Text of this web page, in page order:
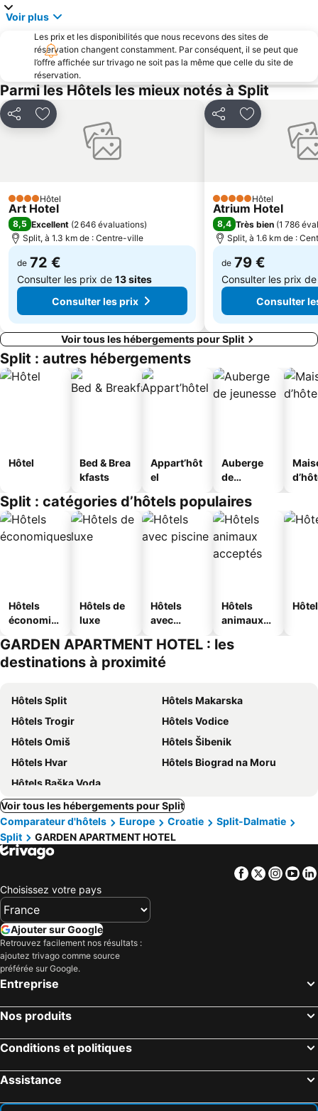
Voir plus
Les prix et les disponibilités que nous recevons des sites de
réservation changent constamment. Par conséquent, il se peut que
l’offre affichée sur trivago ne soit pas la même que celle du site de
réservation.
Parmi les Hôtels les mieux notés à Split
PartagerAjouter à mes favoris
4 ÉtoilesHôtel
Art Hotel
8,5 Excellent (2 646 évaluations)
Split, à 1.3 km de : Centre-ville
de 72 €
Consulter les prix de 13 sites
Consulter les prix
PartagerAjouter à
5 Étoiles Hôtel
Atrium Hotel
8,4 Très bien (1 786
Split, à 1.6 km de :
de 79 €
Consulter les prix
Consulter
Voir tous les hébergements pour Split
Split : autres hébergements
Hôtel
Bed & Brea
kfasts
Appart’hôt
el
Auberge
de
Split : catégories d’hôtels populaires
Hôtels
économiq
Hôtels de
luxe
Hôtels
avec
Hôtels
animaux
GARDEN APARTMENT HOTEL : les
destinations à proximité
Hôtels Split
Hôtels Makarska
Hôtels Trogir
Hôtels Vodice
Hôtels Omiš
Hôtels Šibenik
Hôtels Hvar
Hôtels Biograd na Moru
Hôtels Baška Voda
Voir tous les hébergements pour Split
Comparateur d'hôtels
Europe Croatie
Split-Dalmatie
Split
GARDEN APARTMENT HOTEL
Facebook
Twitter
Choisissez votre pays
Ajouter sur Google
Retrouvez facilement nos résultats :
ajoutez trivago comme source
préférée sur Google.
Entreprise
Nos produits
Conditions et politiques
Assistance